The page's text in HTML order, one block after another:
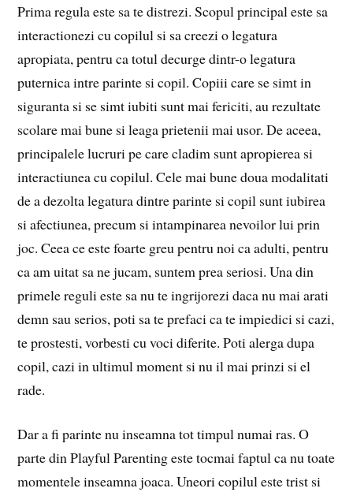
Prima regula este sa te distrezi. Scopul principal este sa
interactionezi cu copilul si sa creezi o legatura
apropiata, pentru ca totul decurge dintr-o legatura
puternica intre parinte si copil. Copiii care se simt in
siguranta si se simt iubiti sunt mai fericiti, au rezultate
scolare mai bune si leaga prietenii mai usor. De aceea,
principalele lucruri pe care cladim sunt apropierea si
interactiunea cu copilul. Cele mai bune doua modalitati
de a dezolta legatura dintre parinte si copil sunt iubirea
si afectiunea, precum si intampinarea nevoilor lui prin
joc. Ceea ce este foarte greu pentru noi ca adulti, pentru
ca am uitat sa ne jucam, suntem prea seriosi. Una din
primele reguli este sa nu te ingrijorezi daca nu mai arati
demn sau serios, poti sa te prefaci ca te impiedici si cazi,
te prostesti, vorbesti cu voci diferite. Poti alerga dupa
copil, cazi in ultimul moment si nu il mai prinzi si el
rade.
Dar a fi parinte nu inseamna tot timpul numai ras. O
parte din Playful Parenting este tocmai faptul ca nu toate
momentele inseamna joaca. Uneori copilul este trist si